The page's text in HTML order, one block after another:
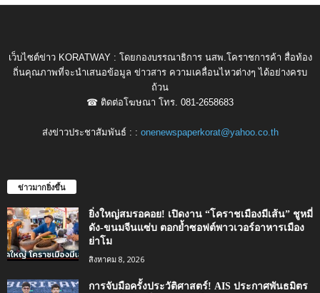
เว็บไซต์ข่าว KORATWAY : โดยกองบรรณาธิการ นสพ.โคราชการค้า สื่อท้อง
ถิ่นคุณภาพที่จะนำเสนอข้อมูล ข่าวสาร ความเคลื่อนไหวต่างๆ ได้อย่างครบ
ถ้วน
☎ ติดต่อโฆษณา โทร. 081-2658683
ส่งข่าวประชาสัมพันธ์ : : onenewspaperkorat@yahoo.co.th
ข่าวมากยิ่งขึ้น
ยิ่งใหญ่สมรอคอย! เปิดงาน “โคราชเมืองมีเส้น” ชูหมี่
ดัง-ขนมจีนแซ่บ ตอกย้ำซอฟต์พาวเวอร์อาหารเมือง
ย่าโม
สิงหาคม 8, 2026
การจับมือครั้งประวัติศาสตร์! AIS ประกาศพันธมิตร